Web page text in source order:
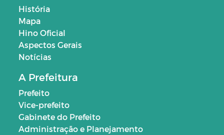
História
Mapa
Hino Oficial
Aspectos Gerais
Notícias
A Prefeitura
Prefeito
Vice-prefeito
Gabinete do Prefeito
Administração e Planejamento